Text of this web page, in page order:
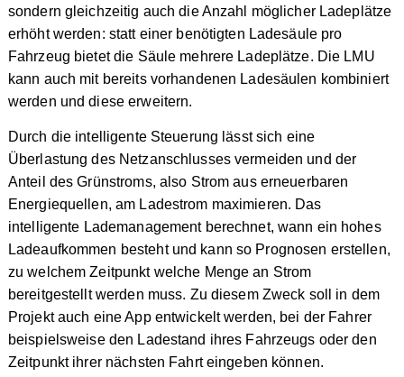
sondern gleichzeitig auch die Anzahl möglicher Ladeplätze
erhöht werden: statt einer benötigten Ladesäule pro
Fahrzeug bietet die Säule mehrere Ladeplätze. Die LMU
kann auch mit bereits vorhandenen Ladesäulen kombiniert
werden und diese erweitern.
Durch die intelligente Steuerung lässt sich eine
Überlastung des Netzanschlusses vermeiden und der
Anteil des Grünstroms, also Strom aus erneuerbaren
Energiequellen, am Ladestrom maximieren. Das
intelligente Lademanagement berechnet, wann ein hohes
Ladeaufkommen besteht und kann so Prognosen erstellen,
zu welchem Zeitpunkt welche Menge an Strom
bereitgestellt werden muss. Zu diesem Zweck soll in dem
Projekt auch eine App entwickelt werden, bei der Fahrer
beispielsweise den Ladestand ihres Fahrzeugs oder den
Zeitpunkt ihrer nächsten Fahrt eingeben können.